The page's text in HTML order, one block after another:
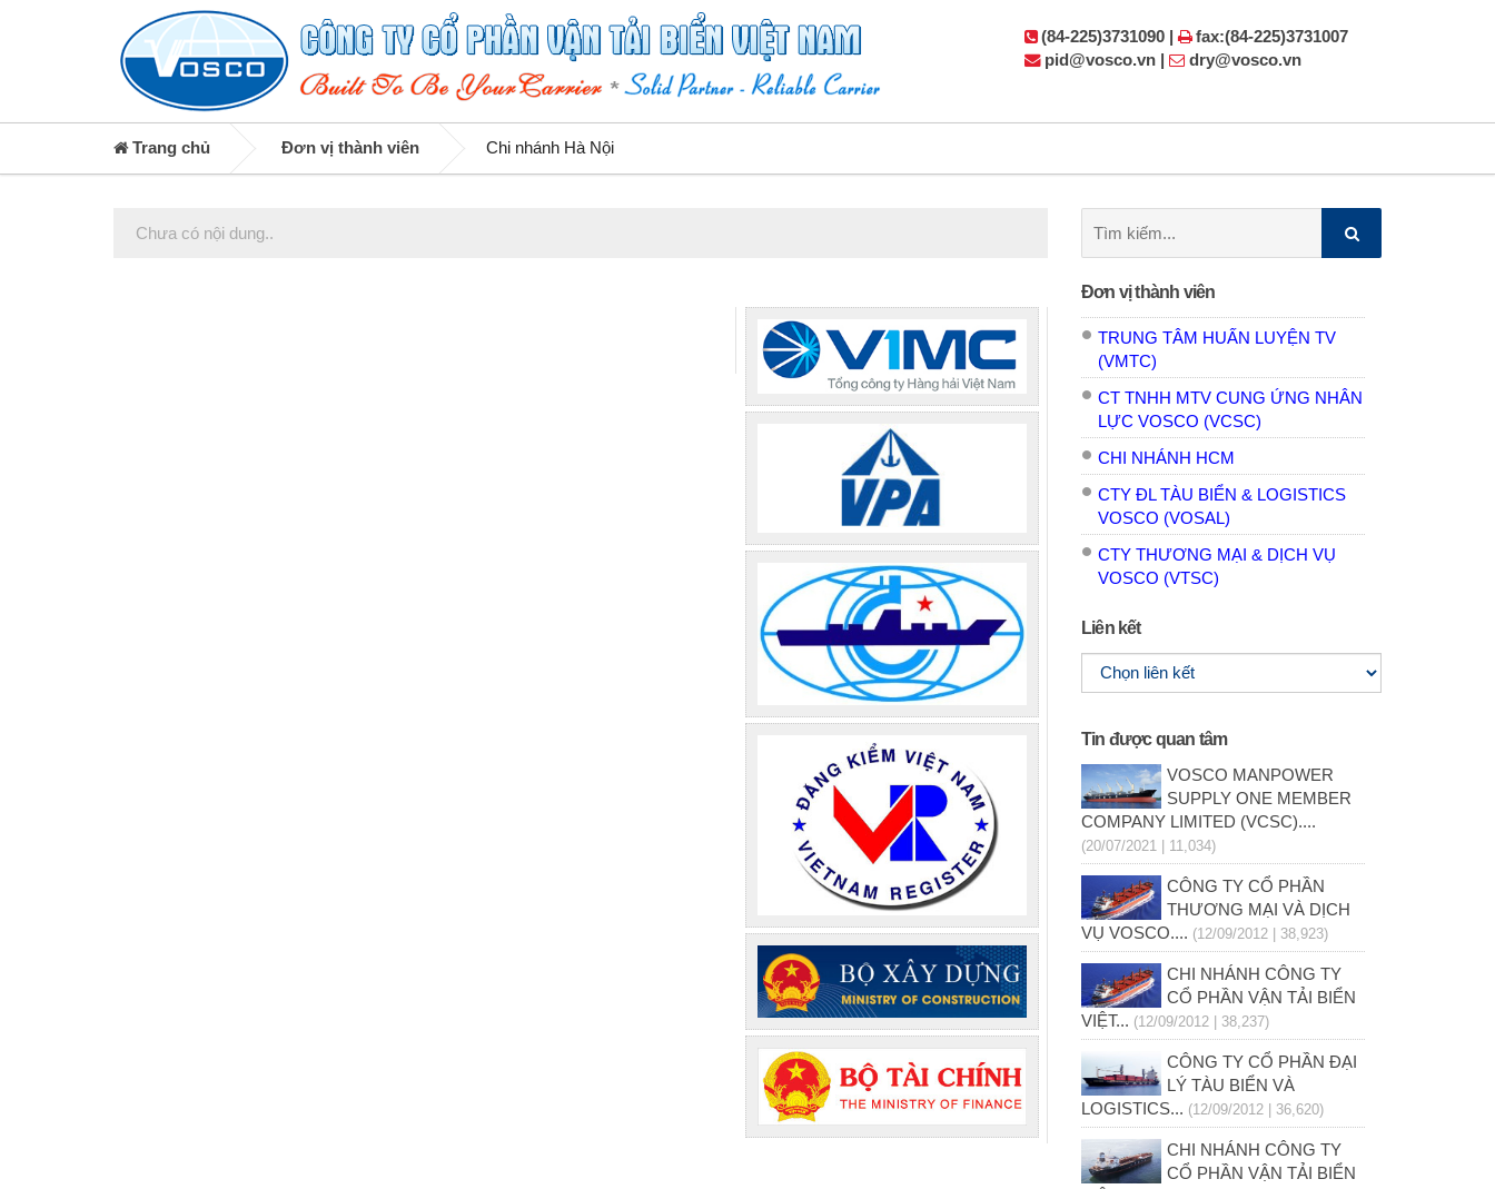
(84-225)3731090 |
fax:(84-225)3731007
pid@vosco.vn |
dry@vosco.vn
Trang chủ Đơn vị thành viên Chi nhánh Hà Nội
Chưa có nội dung..
kiếm:
Đơn vị thành viên
TRUNG TÂM HUẤN LUYỆN TV
(VMTC)
CT TNHH MTV CUNG ỨNG NHÂN
LỰC VOSCO (VCSC)
CHI NHÁNH HCM
CTY ĐL TÀU BIỂN & LOGISTICS
VOSCO (VOSAL)
CTY THƯƠNG MẠI & DỊCH VỤ
VOSCO (VTSC)
Liên kết
Tin được quan tâm
VOSCO MANPOWER
SUPPLY ONE MEMBER
COMPANY LIMITED (VCSC)....
(20/07/2021 | 11,034)
CÔNG TY CỔ PHẦN
THƯƠNG MẠI VÀ DỊCH
VỤ VOSCO.... (12/09/2012 | 38,923)
CHI NHÁNH CÔNG TY
CỔ PHẦN VẬN TẢI BIỂN
VIỆT... (12/09/2012 | 38,237)
CÔNG TY CỔ PHẦN ĐẠI
LÝ TÀU BIỂN VÀ
LOGISTICS... (12/09/2012 | 36,620)
CHI NHÁNH CÔNG TY
CỔ PHẦN VẬN TẢI BIỂN